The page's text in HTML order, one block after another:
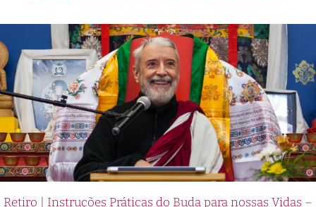
Retiro | Instruções Práticas do Buda para nossas Vidas –